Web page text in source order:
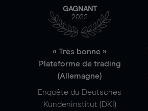
GAGNANT
2022
« Très bonne »
Plateforme de trading
(Allemagne)
Enquête du Deutsches
Kundeninstitut (DKI)